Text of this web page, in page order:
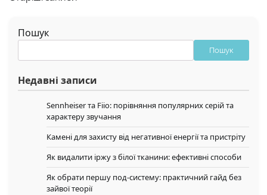
записами
Пошук
Пошук
Недавні записи
Sennheiser та Fiio: порівняння популярних серій та
характеру звучання
Камені для захисту від негативної енергії та пристріту
Як видалити іржу з білої тканини: ефективні способи
Як обрати першу под-систему: практичний гайд без
зайвої теорії